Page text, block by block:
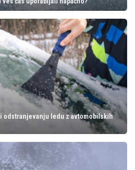
odstranjevanju ledu z avtomobilskih